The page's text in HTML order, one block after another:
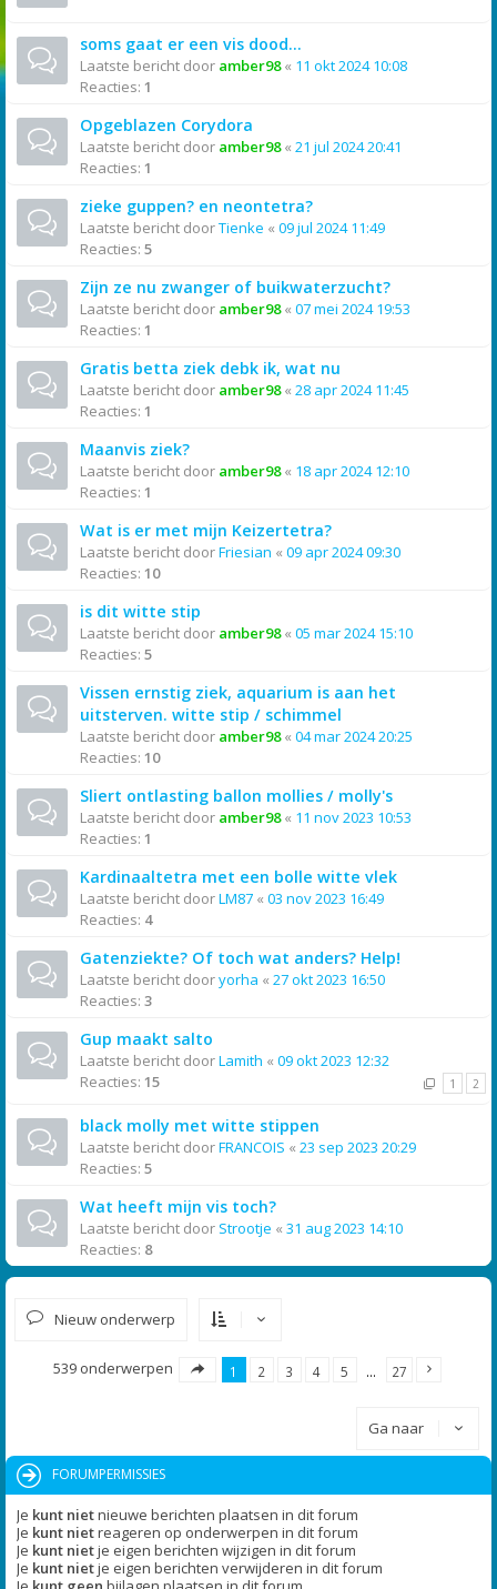
soms gaat er een vis dood...
Laatste bericht door amber98« 11 okt 2024 10:08
Reacties: 1
Opgeblazen Corydora
Laatste bericht door amber98« 21 jul 2024 20:41
Reacties: 1
zieke guppen? en neontetra?
Laatste bericht doorTienke « 09 jul 2024 11:49
Reacties: 5
Zijn ze nu zwanger of buikwaterzucht?
Laatste bericht door amber98« 07 mei 2024 19:53
Reacties: 1
Gratis betta ziek debk ik, wat nu
Laatste bericht door amber98« 28 apr 2024 11:45
Reacties: 1
Maanvis ziek?
Laatste bericht door amber98« 18 apr 2024 12:10
Reacties: 1
Wat is er met mijn Keizertetra?
Laatste bericht doorFriesian « 09 apr 2024 09:30
Reacties: 10
is dit witte stip
Laatste bericht door amber98« 05 mar 2024 15:10
Reacties: 5
Vissen ernstig ziek, aquarium is aan het
uitsterven. witte stip / schimmel
Laatste bericht door amber98« 04 mar 2024 20:25
Reacties: 10
Sliert ontlasting ballon mollies / molly's
Laatste bericht door amber98« 11 nov 2023 10:53
Reacties: 1
Kardinaaltetra met een bolle witte vlek
Laatste bericht doorLM87 « 03 nov 2023 16:49
Reacties: 4
Gatenziekte? Of toch wat anders? Help!
Laatste bericht dooryorha « 27 okt 2023 16:50
Reacties: 3
Gup maakt salto
Laatste bericht doorLamith « 09 okt 2023 12:32
Reacties: 15 1 2
black molly met witte stippen
Laatste bericht doorFRANCOIS « 23 sep 2023 20:29
Reacties: 5
Wat heeft mijn vis toch?
Laatste bericht door Strootje « 31 aug 2023 14:10
Reacties: 8
Nieuw onderwerp
539 onderwerpen 1 2 3 4 5 … 27
Ga naar
FORUMPERMISSIES
Je kunt nietnieuwe berichten plaatsen in dit forum
Je kunt nietreageren op onderwerpen in dit forum
Je kunt nietje eigen berichten wijzigen in dit forum
Je kunt nietje eigen berichten verwijderen in dit forum